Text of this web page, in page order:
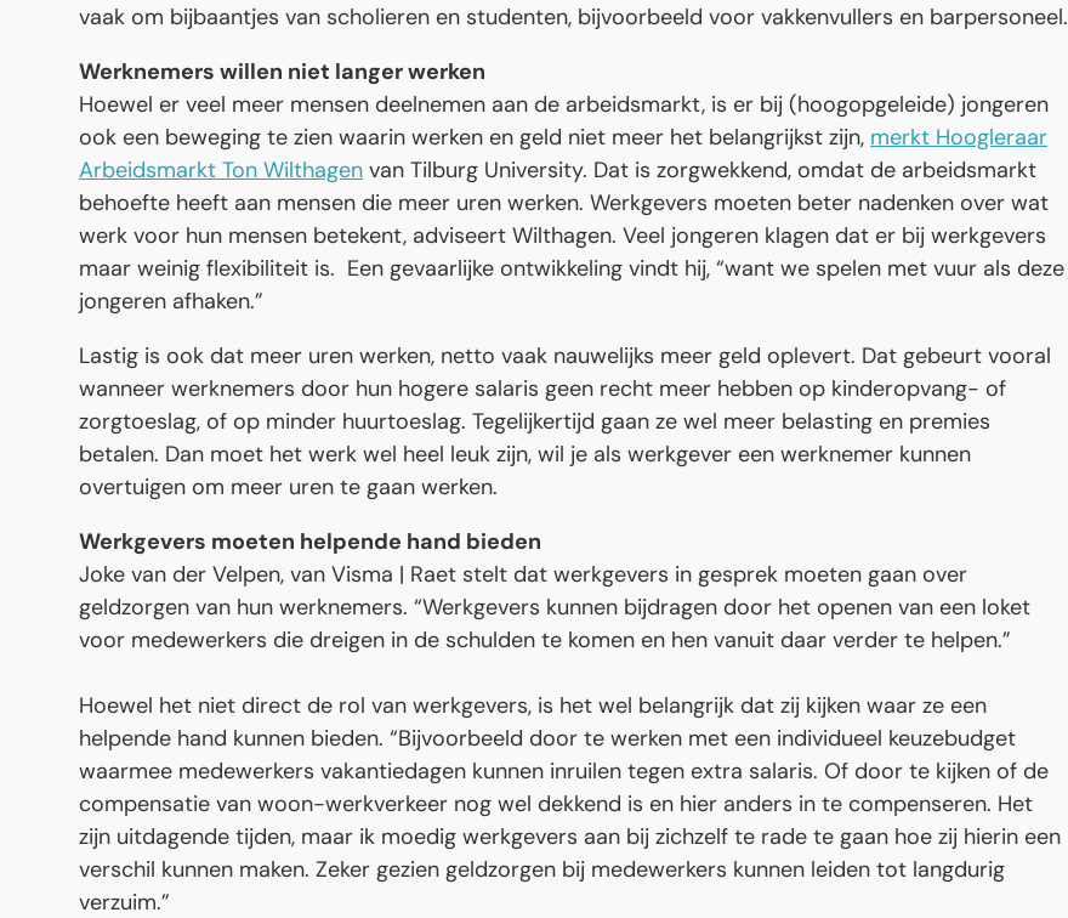
vaak om bijbaantjes van scholieren en studenten, bijvoorbeeld voor vakkenvullers en barpersoneel.
Werknemers willen niet langer werken
Hoewel er veel meer mensen deelnemen aan de arbeidsmarkt, is er bij (hoogopgeleide) jongeren
ook een beweging te zien waarin werken en geld niet meer het belangrijkst zijn, merkt Hoogleraar
Arbeidsmarkt Ton Wilthagen van Tilburg University. Dat is zorgwekkend, omdat de arbeidsmarkt
behoefte heeft aan mensen die meer uren werken. Werkgevers moeten beter nadenken over wat
werk voor hun mensen betekent, adviseert Wilthagen. Veel jongeren klagen dat er bij werkgevers
maar weinig flexibiliteit is. Een gevaarlijke ontwikkeling vindt hij, “want we spelen met vuur als deze
jongeren afhaken.”
Lastig is ook dat meer uren werken, netto vaak nauwelijks meer geld oplevert. Dat gebeurt vooral
wanneer werknemers door hun hogere salaris geen recht meer hebben op kinderopvang- of
zorgtoeslag, of op minder huurtoeslag. Tegelijkertijd gaan ze wel meer belasting en premies
betalen. Dan moet het werk wel heel leuk zijn, wil je als werkgever een werknemer kunnen
overtuigen om meer uren te gaan werken.
Werkgevers moeten helpende hand bieden
Joke van der Velpen, van Visma | Raet stelt dat werkgevers in gesprek moeten gaan over
geldzorgen van hun werknemers. “Werkgevers kunnen bijdragen door het openen van een loket
voor medewerkers die dreigen in de schulden te komen en hen vanuit daar verder te helpen.”
Hoewel het niet direct de rol van werkgevers, is het wel belangrijk dat zij kijken waar ze een
helpende hand kunnen bieden. “Bijvoorbeeld door te werken met een individueel keuzebudget
waarmee medewerkers vakantiedagen kunnen inruilen tegen extra salaris. Of door te kijken of de
compensatie van woon-werkverkeer nog wel dekkend is en hier anders in te compenseren. Het
zijn uitdagende tijden, maar ik moedig werkgevers aan bij zichzelf te rade te gaan hoe zij hierin een
verschil kunnen maken. Zeker gezien geldzorgen bij medewerkers kunnen leiden tot langdurig
verzuim.”